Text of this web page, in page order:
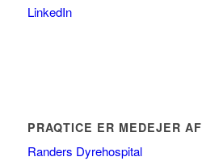
LinkedIn
PRAQTICE ER MEDEJER AF
Randers Dyrehospital